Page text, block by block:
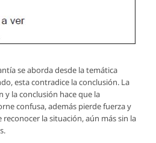
se aborda desde la temática
esta contradice la conclusión. La
la conclusión hace que la
confusa, además pierde fuerza y
la situación, aún más sin la